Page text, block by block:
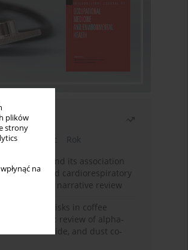
plików
strony
na
czytane
Miesiąc
Rok
burnout and its association
activity and cardiorespiratory
nurses: a narrative review
respiratory risks in coffee
a systematic review of alpha-
monoxide, and dust co-